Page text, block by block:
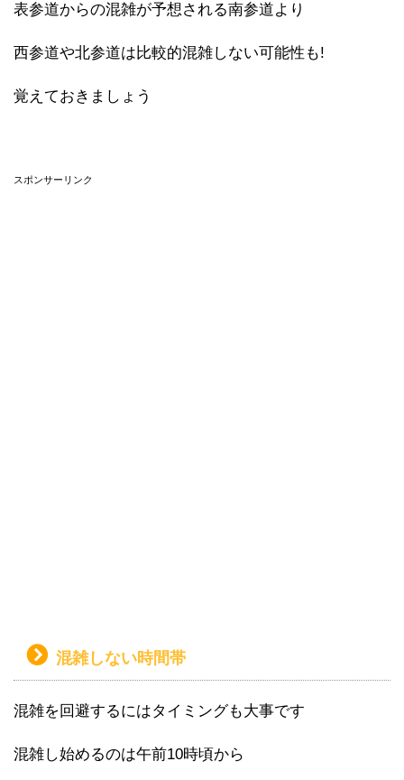
表参道からの混雑が予想される南参道より
西参道や北参道は比較的混雑しない可能性も!
覚えておきましょう
スポンサーリンク
混雑しない時間帯
混雑を回避するにはタイミングも大事です
混雑し始めるのは午前10時頃から